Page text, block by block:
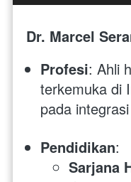
Dr. Marcel
Profesi: Ahli
terkemuka di
pada
Pendidikan:
Sarjana